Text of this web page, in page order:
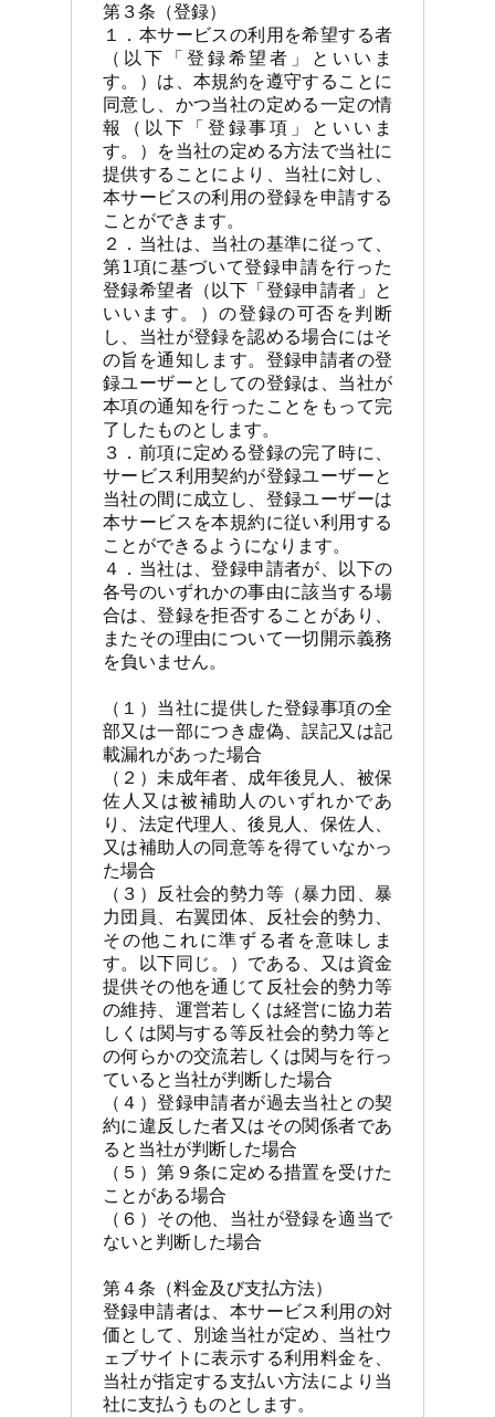
第３条（登録）
１．本サービスの利用を希望する者
（以下「登録希望者」といいま
す。）は、本規約を遵守することに
同意し、かつ当社の定める一定の情
報（以下「登録事項」といいま
す。）を当社の定める方法で当社に
提供することにより、当社に対し、
本サービスの利用の登録を申請する
ことができます。
２．当社は、当社の基準に従って、
第1項に基づいて登録申請を行った
登録希望者（以下「登録申請者」と
いいます。）の登録の可否を判断
し、当社が登録を認める場合にはそ
の旨を通知します。登録申請者の登
録ユーザーとしての登録は、当社が
本項の通知を行ったことをもって完
了したものとします。
３．前項に定める登録の完了時に、
サービス利用契約が登録ユーザーと
当社の間に成立し、登録ユーザーは
本サービスを本規約に従い利用する
ことができるようになります。
４．当社は、登録申請者が、以下の
各号のいずれかの事由に該当する場
合は、登録を拒否することがあり、
またその理由について一切開示義務
を負いません。
（１）当社に提供した登録事項の全
部又は一部につき虚偽、誤記又は記
載漏れがあった場合
（２）未成年者、成年後見人、被保
佐人又は被補助人のいずれかであ
り、法定代理人、後見人、保佐人、
又は補助人の同意等を得ていなかっ
た場合
（３）反社会的勢力等（暴力団、暴
力団員、右翼団体、反社会的勢力、
その他これに準ずる者を意味しま
す。以下同じ。）である、又は資金
提供その他を通じて反社会的勢力等
の維持、運営若しくは経営に協力若
しくは関与する等反社会的勢力等と
の何らかの交流若しくは関与を行っ
ていると当社が判断した場合
（４）登録申請者が過去当社との契
約に違反した者又はその関係者であ
ると当社が判断した場合
（５）第９条に定める措置を受けた
ことがある場合
（６）その他、当社が登録を適当で
ないと判断した場合
第４条（料金及び支払方法）
登録申請者は、本サービス利用の対
価として、別途当社が定め、当社ウ
ェブサイトに表示する利用料金を、
当社が指定する支払い方法により当
社に支払うものとします。